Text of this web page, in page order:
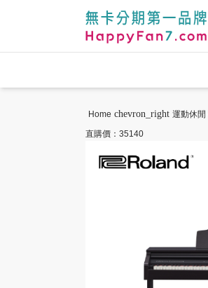
攝影專區
Home chevron_right 運動休閒
直購價：35140